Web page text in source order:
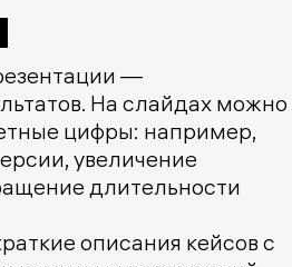
—
На слайдах можно
цифры: например,
увеличение
длительности
описания кейсов с